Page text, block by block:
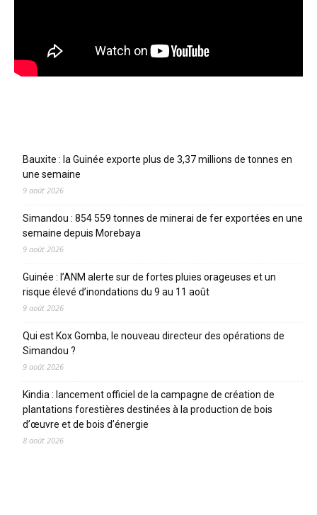
Bauxite : la Guinée exporte plus de 3,37 millions de tonnes en
une semaine
9 août 2026
Simandou : 854 559 tonnes de minerai de fer exportées en une
semaine depuis Morebaya
9 août 2026
Guinée : l’ANM alerte sur de fortes pluies orageuses et un
risque élevé d’inondations du 9 au 11 août
9 août 2026
Qui est Kox Gomba, le nouveau directeur des opérations de
Simandou ?
9 août 2026
Kindia : lancement officiel de la campagne de création de
plantations forestières destinées à la production de bois
d’œuvre et de bois d’énergie
8 août 2026